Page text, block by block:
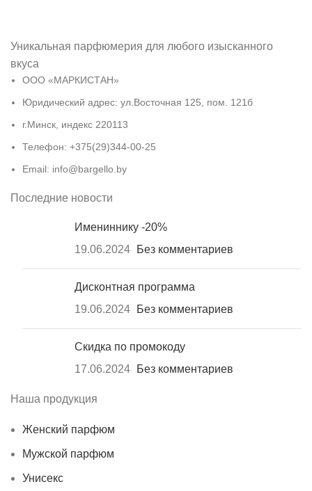
Уникальная парфюмерия для любого изысканного
вкуса
ООО «МАРКИСТАН»
Юридический адрес: ул.Восточная 125, пом. 121б
г.Минск, индекс 220113
Телефон: +375(29)344-00-25
Email: info@bargello.by
Последние новости
Имениннику -20%
19.06.2024
Без комментариев
Дисконтная программа
19.06.2024
Без комментариев
Скидка по промокоду
17.06.2024
Без комментариев
Наша продукция
Женский парфюм
Мужской парфюм
Унисекс